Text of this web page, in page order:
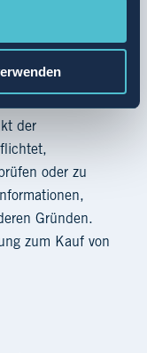
und
der
oder zu
Gründen.
zum Kauf von